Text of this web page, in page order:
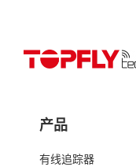
产品
有线追踪器